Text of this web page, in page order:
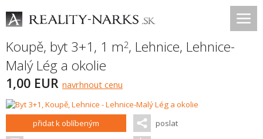
Koupě, byt 3+1, 1 m2, Lehnice, Lehnice-
Malý Lég a okolie
1,00 EUR navrhnout cenu
přidat k oblíbeným poslat